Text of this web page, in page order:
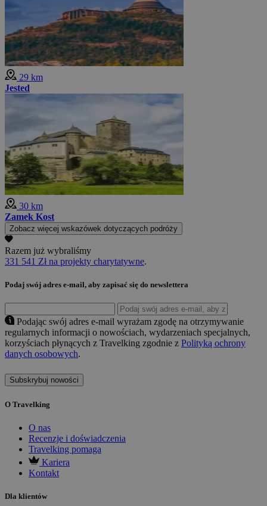
29 km
Jested
30 km
Zamek Kost
Zobacz więcej wskazówek dotyczących podróży
Razem już wybraliśmy
331 541 Zł na projekty charytatywne.
Podaj swój adres e-mail, aby zapisać się do newslettera
Podając swój adres e-mail wyrażam zgodę na otrzymywanie
regularnych informacji o nowościach, wydarzeniach specjalnych,
korzyściach płynących z Travelking zgodnie z Polityką ochrony
danych osobowych.
Subskrybuj nowości
O Travelking
O nas
Recenzje i doświadczenia
Travelking pomaga
Kariera
Kontakt
Dla klientów